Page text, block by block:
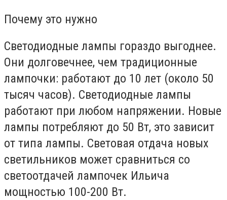
Почему это нужно
Светодиодные лампы гораздо выгоднее.
Они долговечнее, чем традиционные
лампочки: работают до 10 лет (около 50
тысяч часов). Светодиодные лампы
работают при любом напряжении. Новые
лампы потребляют до 50 Вт, это зависит
от типа лампы. Световая отдача новых
светильников может сравниться со
светоотдачей лампочек Ильича
мощностью 100-200 Вт.